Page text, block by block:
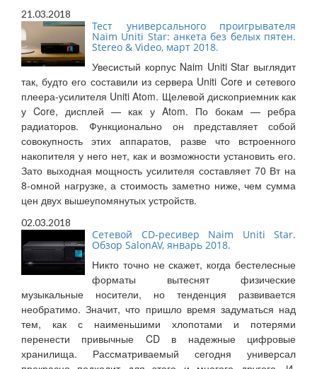
21.03.2018
Тест универсального проигрывателя
Naim Uniti Star: анкета без белых пятен.
Stereo & Video, март 2018.
Увесистый корпус Naim Uniti Star выглядит
так, будто его составили из сервера Uniti Core и сетевого
плеера-усилителя Uniti Atom. Щелевой дископриемник как
у Core, дисплей — как у Atom. По бокам — ребра
радиаторов. Функционально он представляет собой
совокупность этих аппаратов, разве что встроенного
накопителя у него нет, как и возможности установить его.
Зато выходная мощность усилителя составляет 70 Вт на
8-омной нагрузке, а стоимость заметно ниже, чем сумма
цен двух вышеупомянутых устройств.
02.03.2018
Сетевой CD-ресивер Naim Uniti Star.
Обзор SalonAV, январь 2018.
Никто точно не скажет, когда бестелесные
форматы вытеснят физические
музыкальные носители, но тенденция развивается
необратимо. Значит, что пришло время задуматься над
тем, как с наименьшими хлопотами и потерями
перенести привычные CD в надежные цифровые
хранилища. Рассматриваемый сегодня универсал